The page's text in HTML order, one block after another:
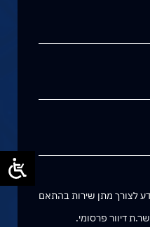
לצורך מתן שירות בהתאם
דיוור פרסומי.